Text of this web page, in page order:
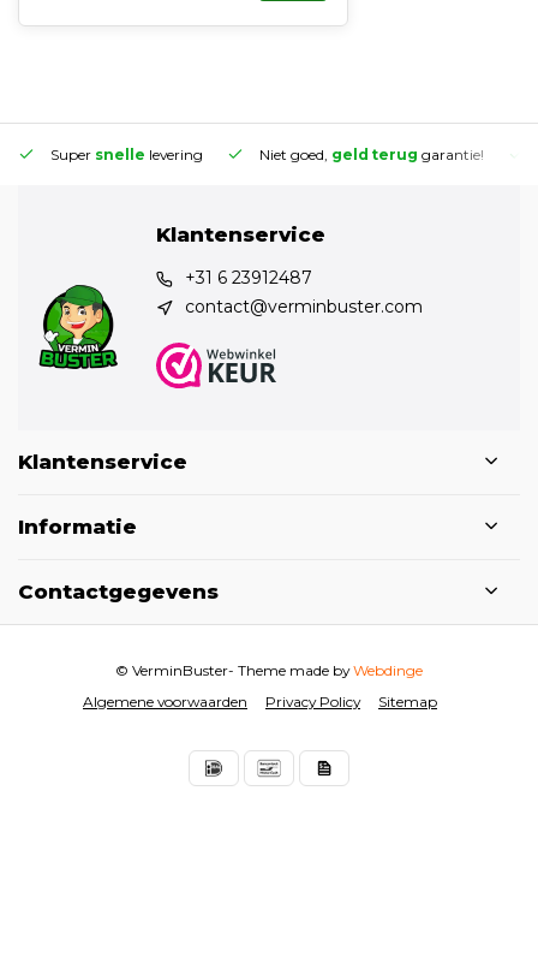
Super snelle levering Niet goed, geld terug garantie!
Klantenservice
+31 6 23912487
contact@verminbuster.com
Klantenservice
Informatie
Contactgegevens
Algemene voorwaarden Privacy Policy Sitemap
© VerminBuster- Theme made byWebdinge